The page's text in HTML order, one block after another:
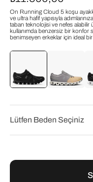
On Running Cloud 5 koşu
ve ultra hafif yapısıyla
taban teknolojisi ve nefes
kullanımda benzersiz bir konfor
benimseyen erkeklar için ideal bir
₺11.500,00